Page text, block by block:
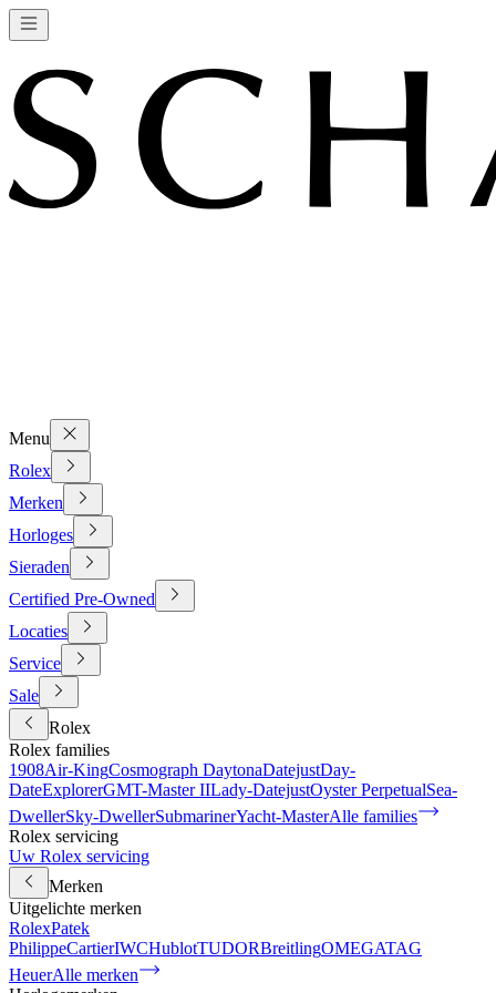
Menu
Rolex
Merken
Horloges
Sieraden
Certified Pre-Owned
Locaties
Service
Sale
Rolex
Rolex families
1908Air-KingCosmograph DaytonaDatejustDay-
DateExplorerGMT-Master IILady-DatejustOyster PerpetualSea-
DwellerSky-DwellerSubmarinerYacht-MasterAlle families
Rolex servicing
Uw Rolex servicing
Merken
Uitgelichte merken
RolexPatek
PhilippeCartierIWCHublotTUDORBreitlingOMEGATAG
HeuerAlle merken